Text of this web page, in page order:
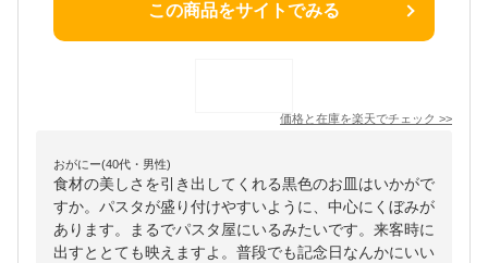
この商品をサイトでみる
価格と在庫を楽天でチェック >>
おがにー(40代・男性)
食材の美しさを引き出してくれる黒色のお皿はいかがで
すか。パスタが盛り付けやすいように、中心にくぼみが
あります。まるでパスタ屋にいるみたいです。来客時に
出すととても映えますよ。普段でも記念日なんかにいい